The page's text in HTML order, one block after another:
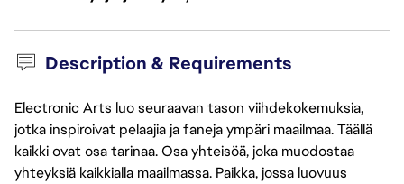
Description & Requirements
Electronic Arts luo seuraavan tason viihdekokemuksia,
jotka inspiroivat pelaajia ja faneja ympäri maailmaa. Täällä
kaikki ovat osa tarinaa. Osa yhteisöä, joka muodostaa
yhteyksiä kaikkialla maailmassa. Paikka, jossa luovuus